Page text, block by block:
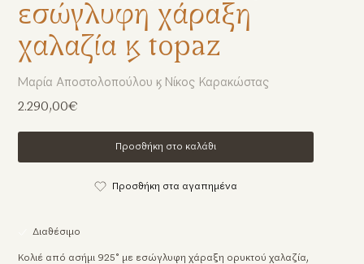
Μαρία Αποστολοπούλου & Νίκος Καρακώστας
2.290,00€
Προσθήκη στο καλάθι
Προσθήκη στα αγαπημένα
Διαθέσιμο
Κολιέ από ασήμι 925° με εσώγλυφη χάραξη ορυκτού χαλαζία,
εσώγλυφη χάραξη
χαλαζία & topaz